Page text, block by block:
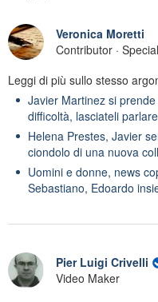
Veronica Moretti
Contributor ·
Leggi di più sullo stesso
Javier Martinez si
difficoltà, lasciateli
Helena Prestes, Javier
ciondolo di una nuova
Uomini e donne, news
Sebastiano, Edoardo
Pier Luigi Crivelli
Video Maker